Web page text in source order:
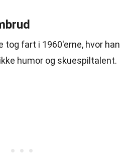
tog fart i 1960'erne, hvor han
humor og skuespiltalent.